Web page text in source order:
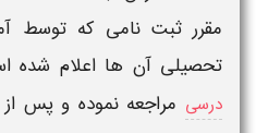
مقرر ثبت نامی که توسط
تحصیلی آن ها اعلام شده
درسی مراجعه نموده و پس